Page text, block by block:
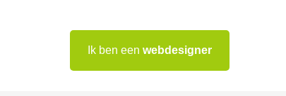
Ik ben een webdesigner